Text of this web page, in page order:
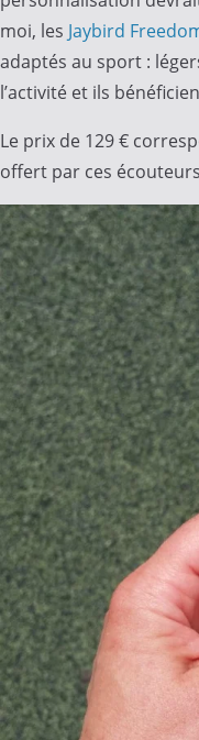
moi, les Jaybird
adaptés au sport :
l’activité et ils
Le prix de 129 €
offert par ces